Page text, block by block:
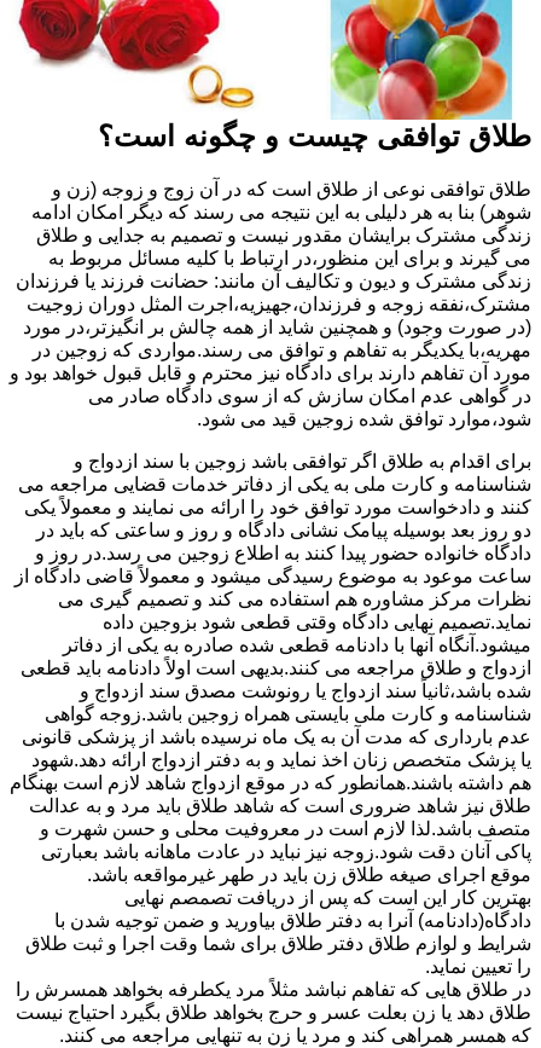
طلاق توافقی چیست و چگونه است؟
طلاق توافقی نوعی از طلاق است که در آن زوج و زوجه (زن و
شوهر) بنا به هر دلیلی به این نتیجه می رسند که دیگر امکان ادامه
زندگی مشترک برایشان مقدور نیست و تصمیم به جدایی و طلاق
می گیرند و برای این منظور،در ارتباط با کلیه مسائل مربوط به
زندگی مشترک و دیون و تکالیف آن مانند: حضانت فرزند یا فرزندان
مشترک،نفقه زوجه و فرزندان،جهیزیه،اجرت المثل دوران زوجیت
(در صورت وجود) و همچنین شاید از همه چالش بر انگیزتر،در مورد
مهریه،با یکدیگر به تفاهم و توافق می رسند.مواردی که زوجین در
مورد آن تفاهم دارند برای دادگاه نیز محترم و قابل قبول خواهد بود و
در گواهی عدم امکان سازش که از سوی دادگاه صادر می
شود،موارد توافق شده زوجین قید می شود.
برای اقدام به طلاق اگر توافقی باشد زوجین با سند ازدواج و
شناسنامه و کارت ملی به یکی از دفاتر خدمات قضایی مراجعه می
کنند و دادخواست مورد توافق خود را ارائه می نمایند و معمولاً یکی
دو روز بعد بوسیله پیامک نشانی دادگاه و روز و ساعتی که باید در
دادگاه خانواده حضور پیدا کنند به اطلاع زوجین می رسد.در روز و
ساعت موعود به موضوع رسیدگی میشود و معمولاً قاضی دادگاه از
نظرات مرکز مشاوره هم استفاده می کند و تصمیم گیری می
نماید.تصمیم نهایی دادگاه وقتی قطعی شود بزوجین داده
میشود.آنگاه آنها با دادنامه قطعی شده صادره به یکی از دفاتر
ازدواج و طلاق مراجعه می کنند.بدیهی است اولاً دادنامه باید قطعی
شده باشد،ثانیاً سند ازدواج یا رونوشت مصدق سند ازدواج و
شناسنامه و کارت ملی بایستی همراه زوجین باشد.زوجه گواهی
عدم بارداری که مدت آن به یک ماه نرسیده باشد از پزشکی قانونی
یا پزشک متخصص زنان اخذ نماید و به دفتر ازدواج ارائه دهد.شهود
هم داشته باشند.همانطور که در موقع ازدواج شاهد لازم است بهنگام
طلاق نیز شاهد ضروری است که شاهد طلاق باید مرد و به عدالت
متصف باشد.لذا لازم است در معروفیت محلی و حسن شهرت و
پاکی آنان دقت شود.زوجه نیز نباید در عادت ماهانه باشد بعبارتی
موقع اجرای صیغه طلاق زن باید در طهر غیرمواقعه باشد.
بهترین کار این است که پس از دریافت تصمصم نهایی
دادگاه(دادنامه) آنرا به دفتر طلاق بیاورید و ضمن توجیه شدن با
شرایط و لوازم طلاق دفتر طلاق برای شما وقت اجرا و ثبت طلاق
را تعیین نماید.
در طلاق هایی که تفاهم نباشد مثلاً مرد یکطرفه بخواهد همسرش را
طلاق دهد یا زن بعلت عسر و حرج بخواهد طلاق بگیرد احتیاج نیست
که همسر همراهی کند و مرد یا زن به تنهایی مراجعه می کنند.